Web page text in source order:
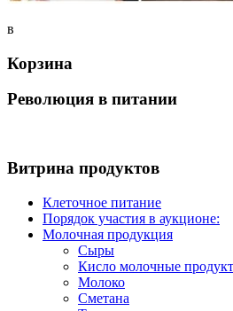
в
Корзина
Революция в питании
Витрина продуктов
Клеточное питание
Порядок участия в аукционе:
Молочная продукция
Сыры
Кисло молочные
Молоко
Сметана